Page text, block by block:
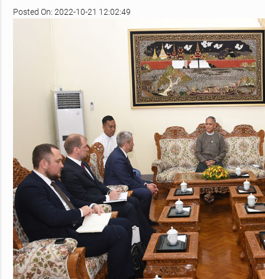
Posted On: 2022-10-21 12:02:49